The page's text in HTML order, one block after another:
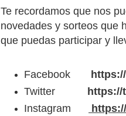
Te recordamos que nos
novedades y sorteos que
que puedas participar y
Facebook
Twitter https://
Instagram